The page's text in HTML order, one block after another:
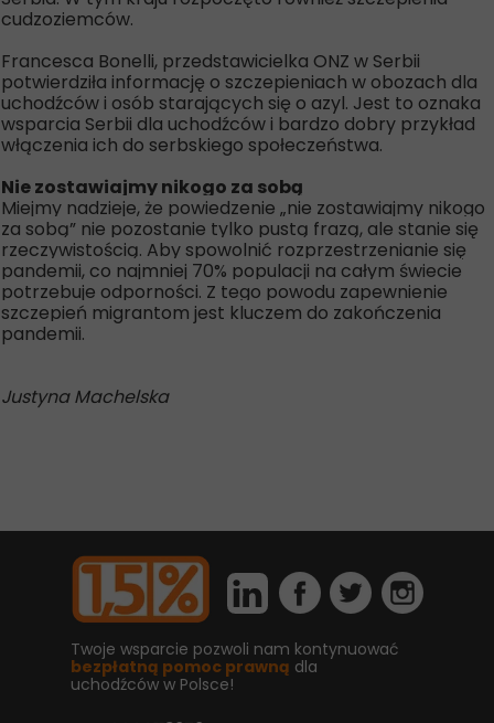
cudzoziemców.
Francesca Bonelli, przedstawicielka ONZ w Serbii
potwierdziła informację o szczepieniach w obozach dla
uchodźców i osób starających się o azyl. Jest to oznaka
wsparcia Serbii dla uchodźców i bardzo dobry przykład
włączenia ich do serbskiego społeczeństwa.
Nie zostawiajmy nikogo za sobą
Miejmy nadzieje, że powiedzenie „nie zostawiajmy nikogo
za sobą” nie pozostanie tylko pustą frazą, ale stanie się
rzeczywistością. Aby spowolnić rozprzestrzenianie się
pandemii, co najmniej 70% populacji na całym świecie
potrzebuje odporności. Z tego powodu zapewnienie
szczepień migrantom jest kluczem do zakończenia
pandemii.
Justyna Machelska
Twoje wsparcie pozwoli nam kontynuować
bezpłatną pomoc prawną dla
uchodźców w Polsce!